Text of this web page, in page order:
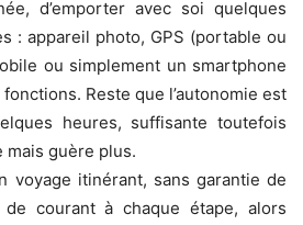
d’emporter avec soi quelques
: appareil photo, GPS (portable ou
ou simplement un smartphone
Reste que l’autonomie est
heures, suffisante toutefois
guère plus.
voyage itinérant, sans garantie de
de courant à chaque étape, alors